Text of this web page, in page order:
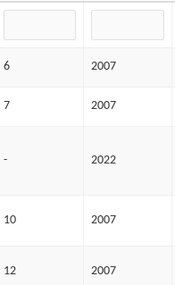
6 2007
7 2007
- 2022
10 2007
12 2007